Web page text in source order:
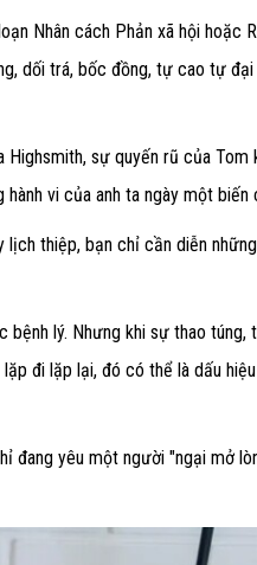
Nhân cách Phản xã hội hoặc
dối trá, bốc đồng, tự cao tự
Highsmith, sự quyến rũ của
vi của anh ta ngày một biến
lịch thiệp, bạn chỉ cần diễn
lý. Nhưng khi sự thao
đi lặp lại, đó có thể là dấu
đang yêu một người "ngại mở